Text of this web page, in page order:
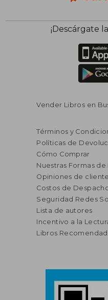
¡Descárgate
Vender Libros en
Términos y
Políticas de
Cómo Comprar
Nuestras Formas de
Opiniones de
Costos de
Seguridad Redes
Lista de autores
Incentivo a la
Libros